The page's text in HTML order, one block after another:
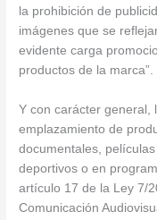
la prohibición de
imágenes que se
evidente carga
productos de la marca”.
Y con carácter general,
emplazamiento de
documentales,
deportivos o en
artículo 17 de la Ley 7/
Comunicación